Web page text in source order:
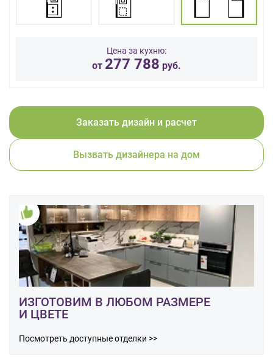
Цена за кухню:
от 277 788 руб.
Заказать дизайн и расчет
Вызвать дизайнера на дом
ИЗГОТОВИМ В ЛЮБОМ РАЗМЕРЕ
И ЦВЕТЕ
Посмотреть доступные отделки >>